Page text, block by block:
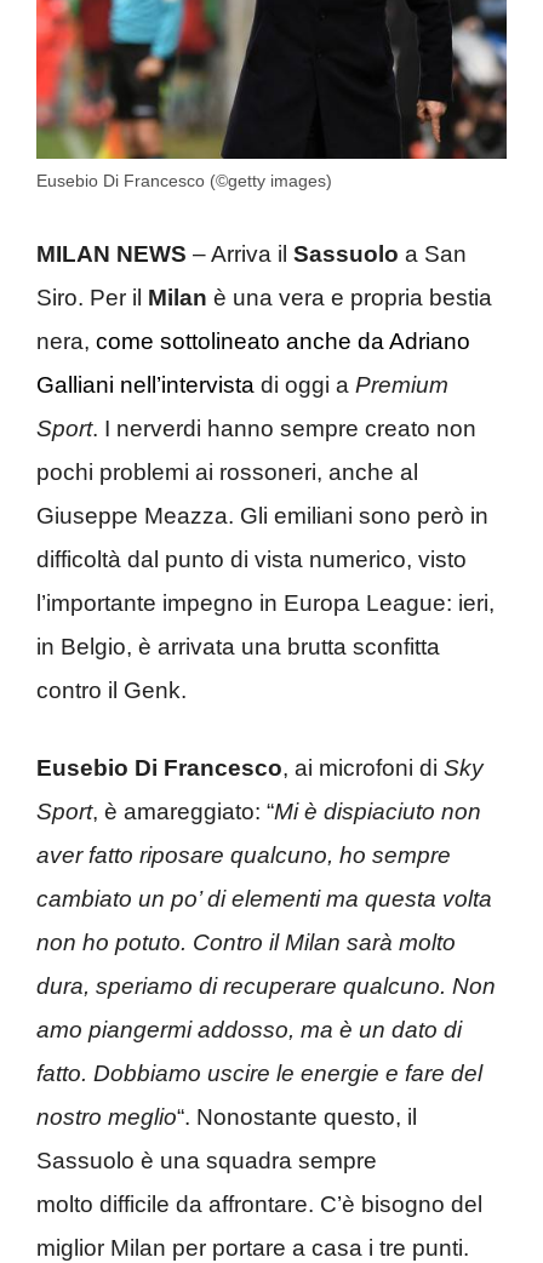
Eusebio Di Francesco (©getty images)
MILAN NEWS – Arriva il Sassuolo a San
Siro. Per il Milan è una vera e propria bestia
nera, come sottolineato anche da Adriano
Galliani nell’intervista di oggi a Premium
Sport. I nerverdi hanno sempre creato non
pochi problemi ai rossoneri, anche al
Giuseppe Meazza. Gli emiliani sono però in
difficoltà dal punto di vista numerico, visto
l’importante impegno in Europa League: ieri,
in Belgio, è arrivata una brutta sconfitta
contro il Genk.
Eusebio Di Francesco, ai microfoni di Sky
Sport, è amareggiato: “Mi è dispiaciuto non
aver fatto riposare qualcuno, ho sempre
cambiato un po’ di elementi ma questa volta
non ho potuto. Contro il Milan sarà molto
dura, speriamo di recuperare qualcuno. Non
amo piangermi addosso, ma è un dato di
fatto. Dobbiamo uscire le energie e fare del
nostro meglio“. Nonostante questo, il
Sassuolo è una squadra sempre
molto difficile da affrontare. C’è bisogno del
miglior Milan per portare a casa i tre punti.